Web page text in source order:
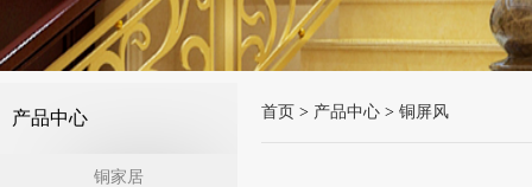
产品中心
铜家居
首页 > 产品中心 > 铜屏风